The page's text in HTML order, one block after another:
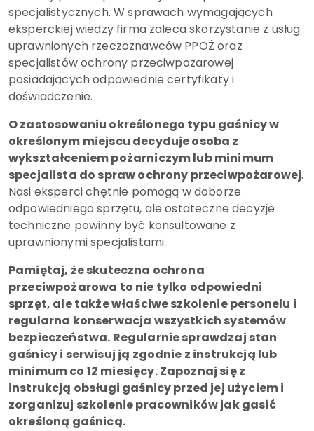
specjalistycznych. W sprawach wymagających
eksperckiej wiedzy firma zaleca skorzystanie z usług
uprawnionych rzeczoznawców PPOŻ oraz
specjalistów ochrony przeciwpożarowej
posiadających odpowiednie certyfikaty i
doświadczenie.
O zastosowaniu określonego typu gaśnicy w
określonym miejscu decyduje osoba z
wykształceniem pożarniczym lub minimum
specjalista do spraw ochrony przeciwpożarowej.
Nasi eksperci chętnie pomogą w doborze
odpowiedniego sprzętu, ale ostateczne decyzje
techniczne powinny być konsultowane z
uprawnionymi specjalistami.
Pamiętaj, że skuteczna ochrona
przeciwpożarowa to nie tylko odpowiedni
sprzęt, ale także właściwe szkolenie personelu i
regularna konserwacja wszystkich systemów
bezpieczeństwa. Regularnie sprawdzaj stan
gaśnicy i serwisuj ją zgodnie z instrukcją lub
minimum co 12 miesięcy. Zapoznaj się z
instrukcją obsługi gaśnicy przed jej użyciem i
zorganizuj szkolenie pracowników jak gasić
określoną gaśnicą.